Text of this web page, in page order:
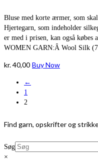
Bluse med korte ærmer, som
Hjertegarn, som indeholder
er med i prisen, kan også
WOMEN GARN:Â Wool Silk
kr.40,00 Buy Now
←
1
2
Find garn, opskrifter og
Søg
×